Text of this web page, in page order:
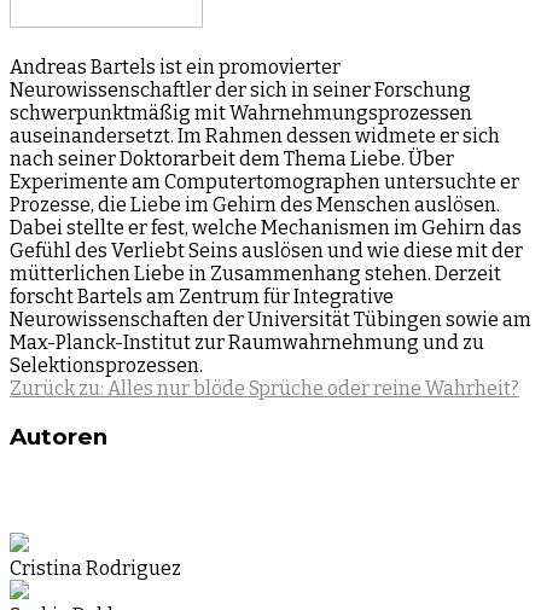
Andreas Bartels ist ein promovierter
Neurowissenschaftler der sich in seiner Forschung
schwerpunktmäßig mit Wahrnehmungsprozessen
auseinandersetzt. Im Rahmen dessen widmete er sich
nach seiner Doktorarbeit dem Thema Liebe. Über
Experimente am Computertomographen untersuchte er
Prozesse, die Liebe im Gehirn des Menschen auslösen.
Dabei stellte er fest, welche Mechanismen im Gehirn das
Gefühl des Verliebt Seins auslösen und wie diese mit der
mütterlichen Liebe in Zusammenhang stehen. Derzeit
forscht Bartels am Zentrum für Integrative
Neurowissenschaften der Universität Tübingen sowie am
Max-Planck-Institut zur Raumwahrnehmung und zu
Selektionsprozessen.
Zurück zu: Alles nur blöde Sprüche oder reine Wahrheit?
Autoren
Cristina Rodriguez